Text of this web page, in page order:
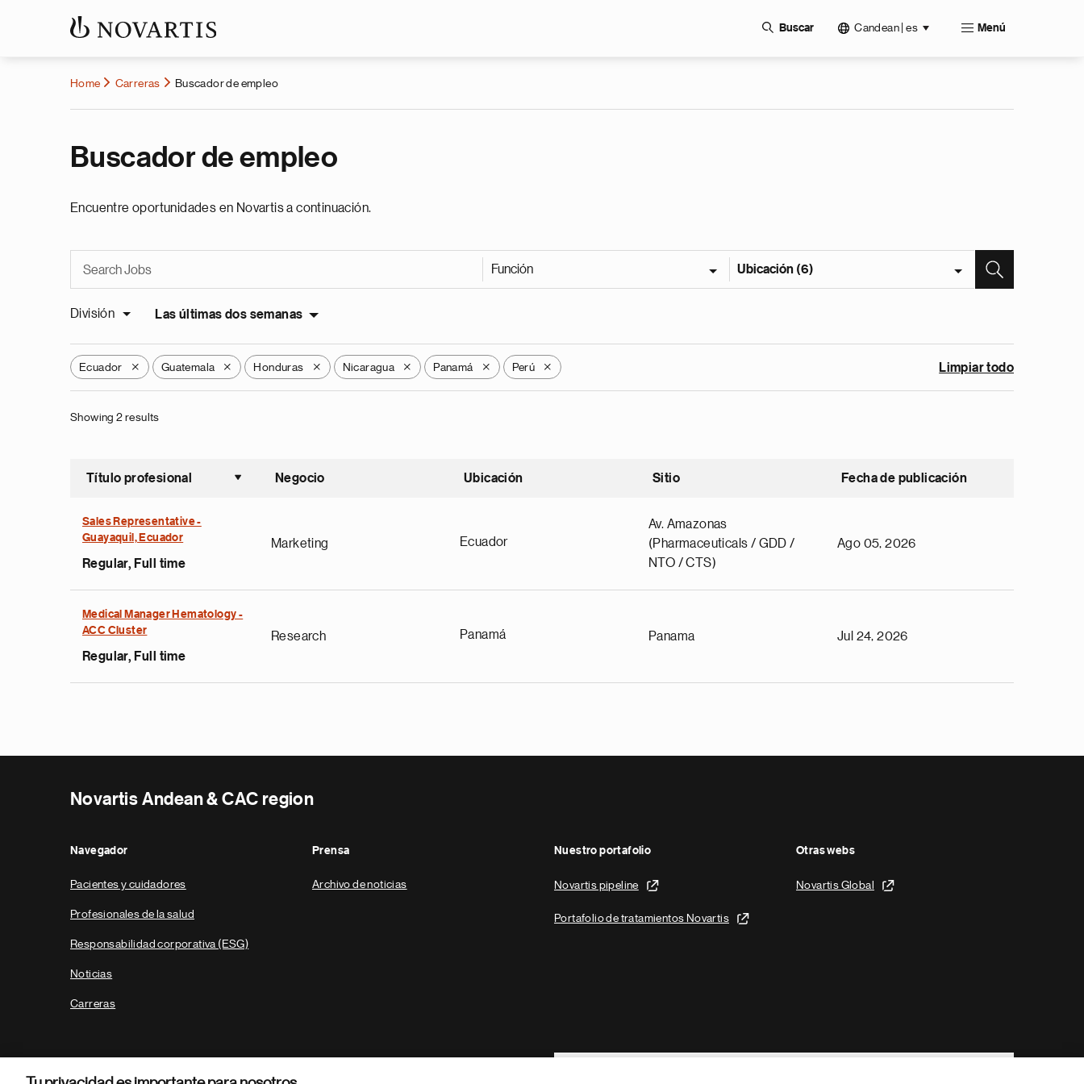
Buscar Candean | es Menú
Home Carreras Buscador de empleo
Buscador de empleo
Encuentre oportunidades en Novartis a continuación.
Función Ubicación (6)
División Las últimas dos semanas
Ecuador X Guatemala X Honduras X Nicaragua X Panamá X Perú X Limpiar todo
Showing 2 results
Título profesional
Ordenar ascendente
Negocio Ubicación Sitio Fecha de publicación
Sales Representative -
Guayaquil, Ecuador
Regular, Full time
Marketing Ecuador
Av. Amazonas
(Pharmaceuticals / GDD /
NTO / CTS)
Ago 05, 2026
Medical Manager Hematology -
ACC Cluster
Regular, Full time
Research Panamá Panama Jul 24, 2026
Novartis Andean & CAC region
Navegador
Pacientes y cuidadores
Profesionales de la salud
Responsabilidad corporativa (ESG)
Noticias
Carreras
Prensa
Archivo de noticias
Nuestro portafolio
Novartis pipeline
Portafolio de tratamientos Novartis
Otras webs
Novartis Global
Footer Site Search